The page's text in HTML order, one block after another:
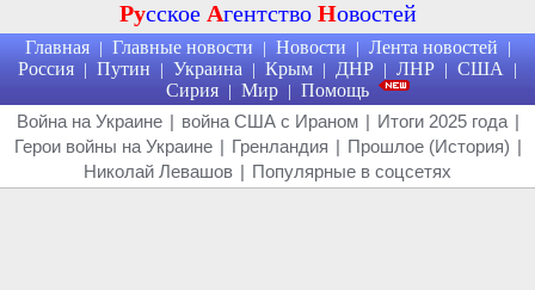
Русское Агентство Новостей
Главная | Главные новости | Новости | Лента новостей |
Россия | Путин | Украина | Крым | ДНР | ЛНР | США |
Сирия | Мир | Помощь
Война на Украине | война США с Ираном | Итоги 2025 года |
Герои войны на Украине | Гренландия | Прошлое (История) |
Николай Левашов | Популярные в соцсетях